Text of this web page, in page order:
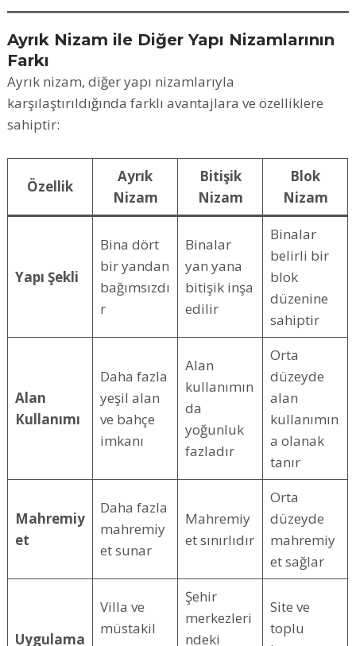
Ayrık Nizam ile Diğer Yapı Nizamlarının
Farkı
Ayrık nizam, diğer yapı nizamlarıyla
karşılaştırıldığında farklı avantajlara ve özelliklere
sahiptir:
Özellik
Ayrık
Nizam
Bitişik
Nizam
Blok
Nizam
Yapı Şekli
Bina dört
bir yandan
bağımsızdı
r
Binalar
yan yana
bitişik inşa
edilir
Binalar
belirli bir
blok
düzenine
sahiptir
Alan
Kullanımı
Daha fazla
yeşil alan
ve bahçe
imkanı
Alan
kullanımın
da
yoğunluk
fazladır
Orta
düzeyde
alan
kullanımın
a olanak
tanır
Mahremiy
et
Daha fazla
mahremiy
et sunar
Mahremiy
et sınırlıdır
Orta
düzeyde
mahremiy
et sağlar
Uygulama
Villa ve
müstakil
Şehir
merkezleri
ndeki
Site ve
toplu